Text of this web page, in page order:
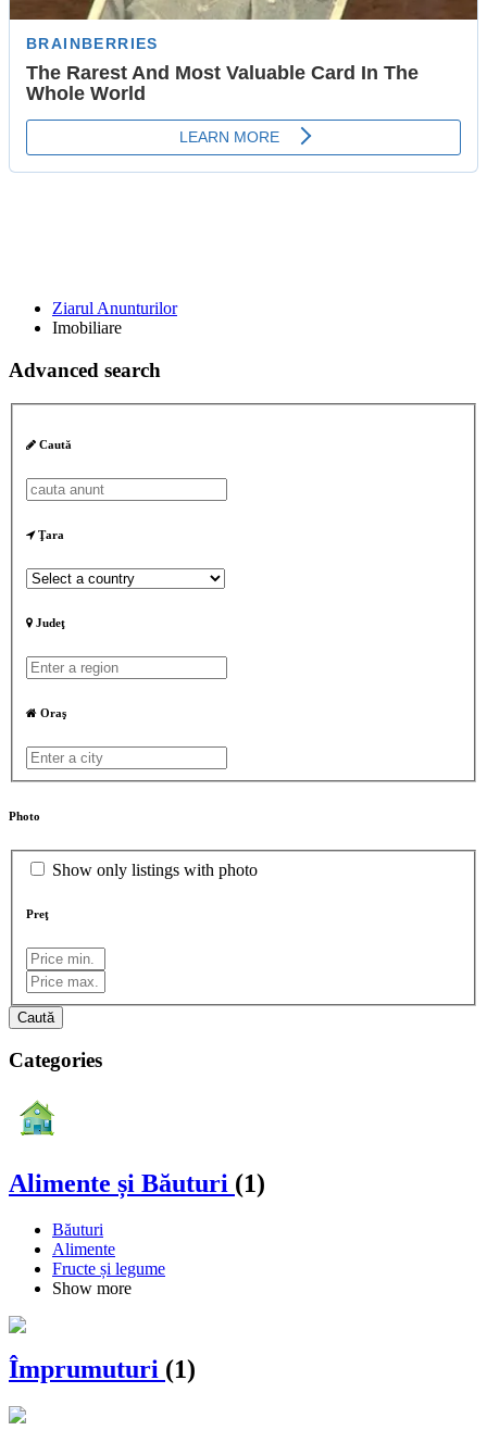
Ziarul Anunturilor
Imobiliare
Advanced search
Caută
Ţara
Judeţ
Oraş
Photo
Show only listings with photo
Preţ
Caută
Categories
Alimente și Băuturi (1)
Băuturi
Alimente
Fructe și legume
Show more
Împrumuturi (1)